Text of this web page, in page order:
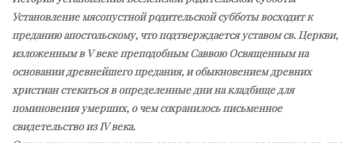
Установление мясопустной родительской субботы восходит к
преданию апостольскому, что подтверждается уставом св. Церкви,
изложенным в V веке преподобным Саввою Освященным на
основании древнейшего предания, и обыкновением древних
христиан стекаться в определенные дни на кладбище для
поминовения умерших, о чем сохранилось письменное
свидетельство из IV века.